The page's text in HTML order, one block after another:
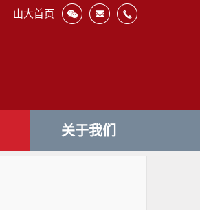
山大首页 |
关于我们